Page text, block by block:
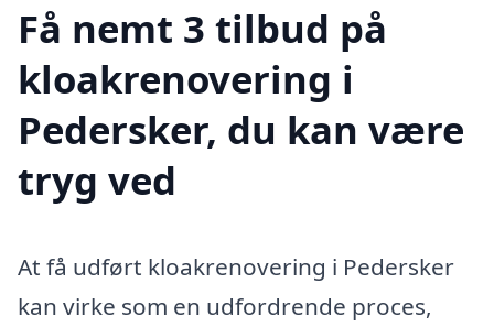
Få nemt 3 tilbud på
kloakrenovering i
Pedersker, du kan være
tryg ved
At få udført kloakrenovering i Pedersker
kan virke som en udfordrende proces,